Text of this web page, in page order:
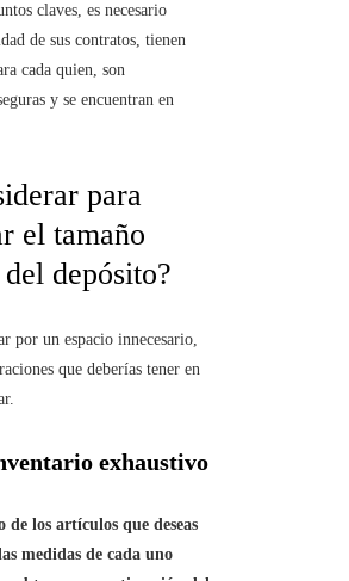
claves, es necesario
de sus contratos, tienen
cada quien, son
y se encuentran en
para
el tamaño
depósito?
por un espacio innecesario,
que deberías tener en
exhaustivo
los artículos que deseas
medidas de cada uno